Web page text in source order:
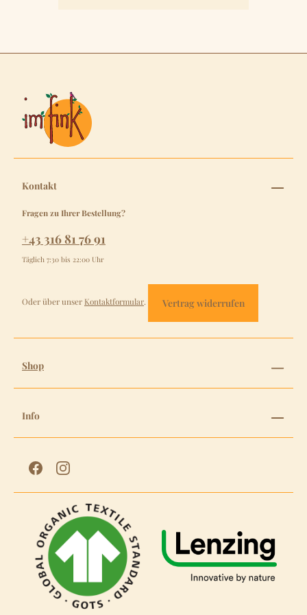
Kontakt
Fragen zu Ihrer Bestellung?
+43 316 81 76 91
Täglich 7:30 bis 22:00 Uhr
Oder über unser Kontaktformular. Vertrag widerrufen
Shop
Info